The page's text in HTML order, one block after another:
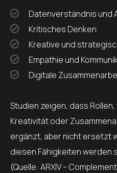
Datenverständnis und
Kritisches Denken
Kreative und
Empathie und
Digitale
Studien zeigen, dass
Kreativität oder
ergänzt, aber nicht ersetzt
diesen Fähigkeiten
(Quelle: ARXIV –